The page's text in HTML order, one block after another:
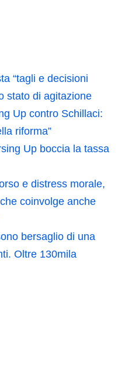
“tagli e decisioni
stato di agitazione
Up contro Schillaci:
riforma”
Up boccia la tassa
e distress morale,
coinvolge anche
bersaglio di una
Oltre 130mila